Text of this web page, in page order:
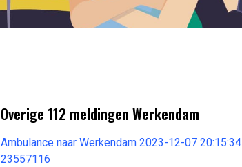
Overige 112 meldingen Werkendam
Ambulance naar Werkendam 2023-12-07 20:15:34
23557116